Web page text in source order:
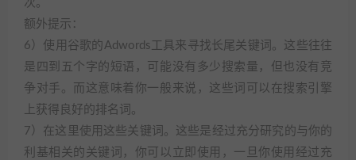
次。
额外提示：
6）使用谷歌的Adwords工具来寻找长尾关键词。这些往往
是四到五个字的短语，可能没有多少搜索量，但也没有竞
争对手。而这意味着你一般来说，这些词可以在搜索引擎
上获得良好的排名词。
7）在这里使用这些关键词。这些是经过充分研究的与你的
利基相关的关键词，你可以立即使用，一旦你使用经过充